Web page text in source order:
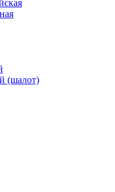
(шалот)